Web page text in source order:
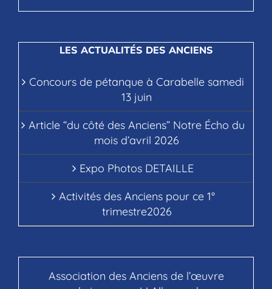
LES ACTUALITÉS DES ANCIENS
Concours de pétanque à Carabelle samedi
13 juin
Article “du côté des Anciens” Notre Écho du
mois d’avril 2026
Expo Photos DETAILLE
Activités des Anciens pour ce 1°
trimestre2026
Association des Anciens de l’œuvre